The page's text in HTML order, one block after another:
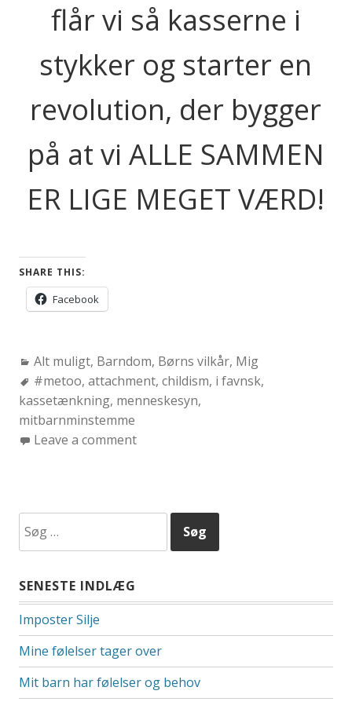
flår vi så kasserne i
stykker og starter en
revolution, der bygger
på at vi ALLE SAMMEN
ER LIGE MEGET VÆRD!
SHARE THIS:
Facebook
Categories:
Alt muligt, Barndom, Børns vilkår, Mig
Tags:
#metoo, attachment, childism, i favnsk,
kassetænkning, menneskesyn,
mitbarnminstemme
Leave a comment
efter:
SENESTE INDLÆG
Imposter Silje
Mine følelser tager over
Mit barn har følelser og behov